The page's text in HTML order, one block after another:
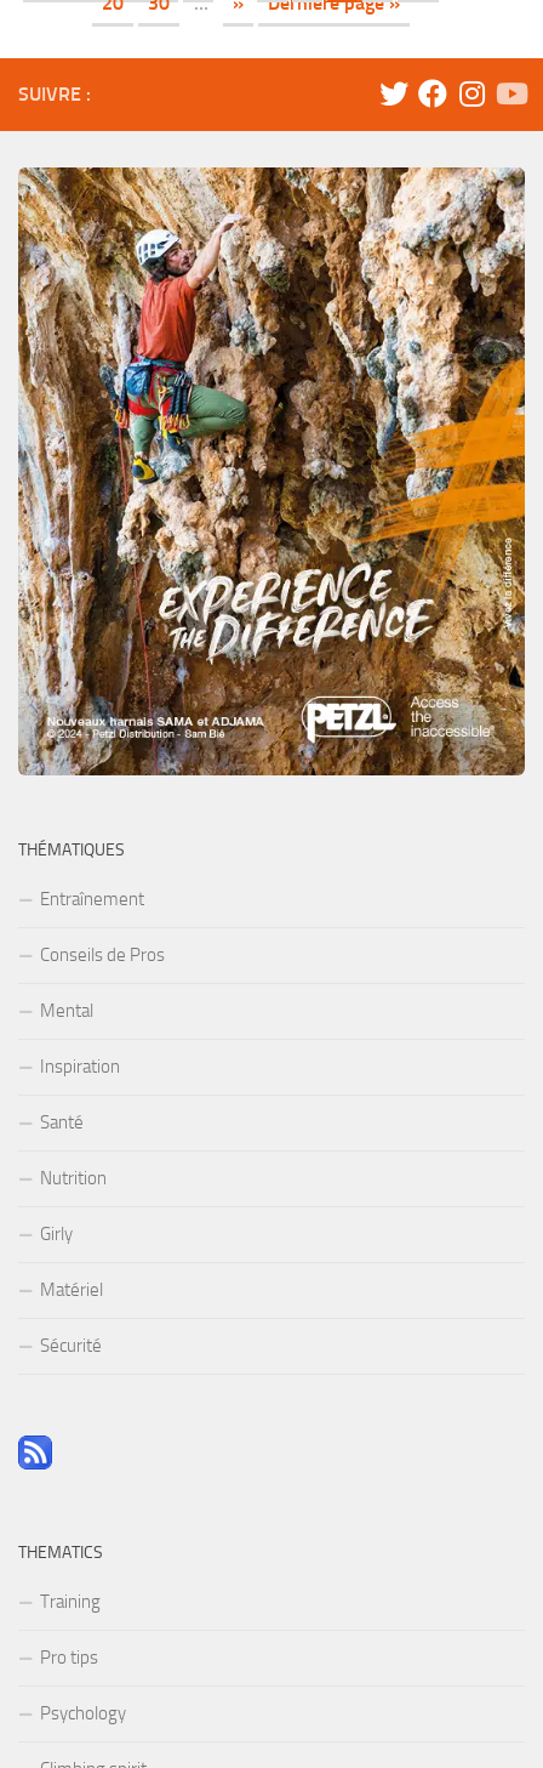
SUIVRE :
THÉMATIQUES
Entraînement
Conseils de Pros
Mental
Inspiration
Santé
Nutrition
Girly
Matériel
Sécurité
THEMATICS
Training
Pro tips
Psychology